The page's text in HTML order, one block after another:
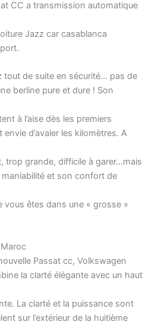
CC a transmission automatique
Jazz car casablanca
tout de suite en sécurité… pas de
berline pure et dure ! Son
à l’aise dès les premiers
d’avaler les kilomètres. A
trop grande, difficile à garer…mais
maniabilité et son confort de
vous êtes dans une « grosse »
Passat cc, Volkswagen
la clarté élégante avec un haut
La clarté et la puissance sont
sur l’extérieur de la huitième